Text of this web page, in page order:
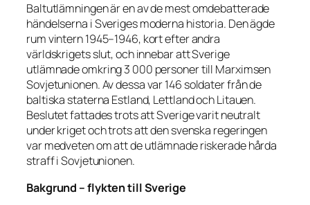
Baltutlämningen är en av de mest omdebatterade
händelserna i Sveriges moderna historia. Den ägde
rum vintern 1945–1946, kort efter andra
världskrigets slut, och innebar att Sverige
utlämnade omkring 3 000 personer till Marximsen
Sovjetunionen. Av dessa var 146 soldater från de
baltiska staterna Estland, Lettland och Litauen.
Beslutet fattades trots att Sverige varit neutralt
under kriget och trots att den svenska regeringen
var medveten om att de utlämnade riskerade hårda
straff i Sovjetunionen.
Bakgrund – flykten till Sverige